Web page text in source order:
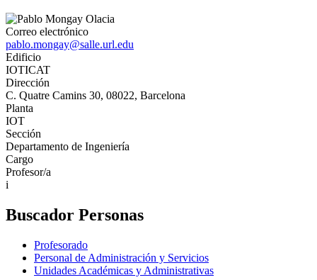
Correo electrónico
pablo.mongay@salle.url.edu
Edificio
IOTICAT
Dirección
C. Quatre Camins 30, 08022, Barcelona
Planta
IOT
Sección
Departamento de Ingeniería
Cargo
Profesor/a
i
Buscador Personas
Profesorado
Personal de Administración y Servicios
Unidades Académicas y Administrativas